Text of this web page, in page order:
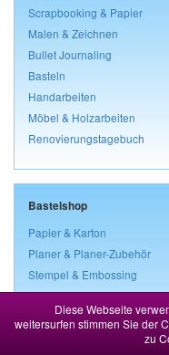
Diese Webseite
weitersurfen stimmen Sie der
zu
Scrapbooking & Papier
Malen & Zeichnen
Bullet Journaling
Basteln
Handarbeiten
Möbel & Holzarbeiten
Renovierungstagebuch
Bastelshop
Papier & Karton
Planer & Planer-Zubehör
Stempel & Embossing
Stanzen & Prägen
Schablonen & Masken
Verzierung & Dekoration